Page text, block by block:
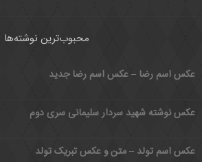
محبوب‌ترین نوشته‌ها
عکس اسم رضا – عکس اسم رضا جدید
عکس نوشته شهید سردار سلیمانی سری دوم
عکس اسم تولد – متن و عکس تبریک تولد